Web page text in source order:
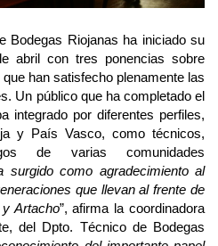
Bodegas Riojanas ha iniciado su
abril con tres ponencias sobre
han satisfecho plenamente las
Un público que ha completado el
integrado por diferentes perfiles,
y País Vasco, como técnicos,
de varias comunidades
surgido como agradecimiento al
que llevan al frente de
Artacho”, afirma la coordinadora
del Dpto. Técnico de Bodegas